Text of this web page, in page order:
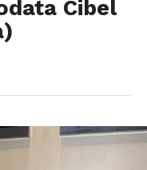
Cibel